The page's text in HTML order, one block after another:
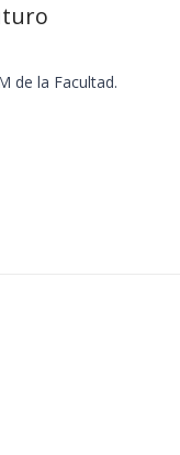
de la Facultad.